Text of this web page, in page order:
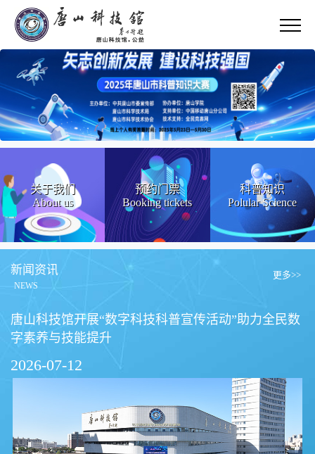
关于我们
About us
预约门票
Booking tickets
科普知识
Polular Science
新闻资讯
NEWS
更多>>
唐山科技馆开展“数字科技科普宣传活动”助力全民数
字素养与技能提升
2026-07-12